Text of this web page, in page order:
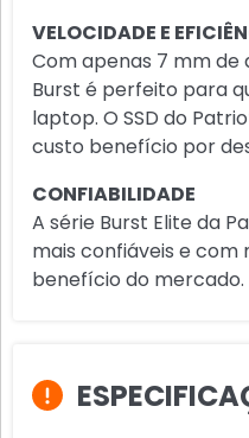
VELOCIDADE E
Com apenas 7 mm de
Burst é perfeito para
laptop. O SSD do
custo benefício por
CONFIABILIDADE
A série Burst Elite da
mais confiáveis ​​e
benefício do mercado.